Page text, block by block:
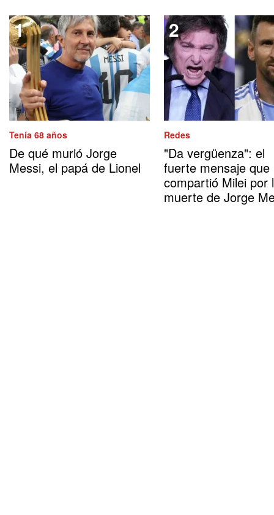
Tenía 68 años
De qué murió Jorge
Messi, el papá de Lionel
Redes
"Da vergüenza": el
fuerte mensaje que
compartió Milei por
muerte de Jorge